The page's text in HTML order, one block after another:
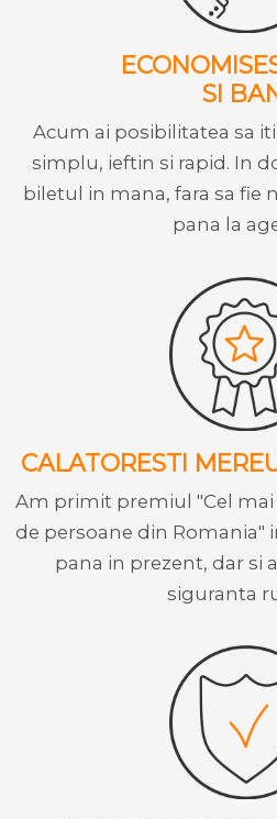
SI
Acum ai posibilitatea sa
simplu, ieftin si rapid. In
biletul in mana, fara sa fie
pana la
CALATORESTI
Am primit premiul "Cel
de persoane din Romania"
pana in prezent, dar si
siguranta